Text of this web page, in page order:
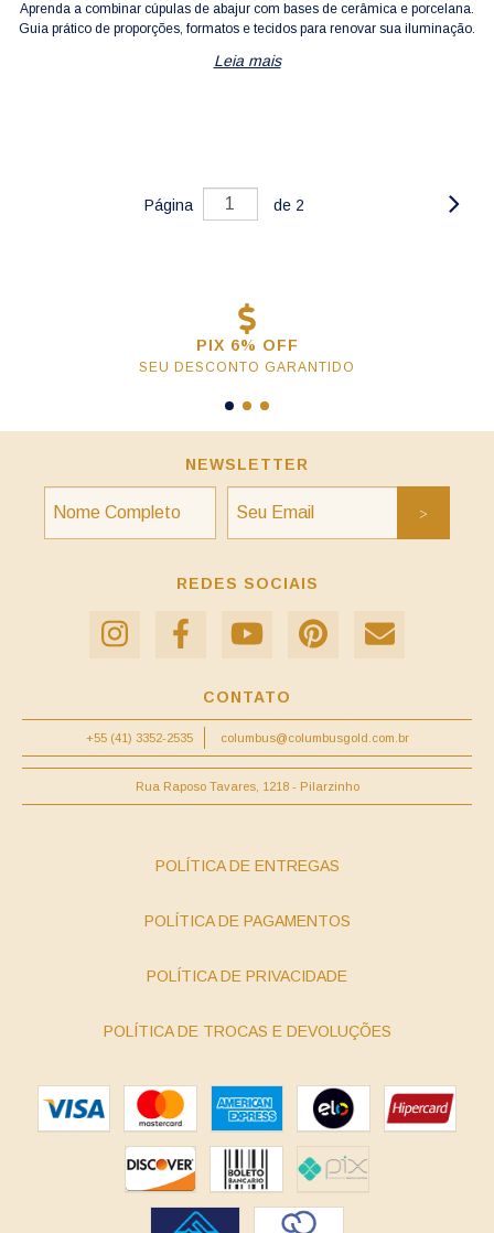
Aprenda a combinar cúpulas de abajur com bases de cerâmica e porcelana.
Guia prático de proporções, formatos e tecidos para renovar sua iluminação.
Leia mais
Página de 2
PIX 6% OFF
SEU DESCONTO GARANTIDO
NEWSLETTER
REDES SOCIAIS
CONTATO
+55 (41) 3352-2535 columbus@columbusgold.com.br
Rua Raposo Tavares, 1218 - Pilarzinho
POLÍTICA DE ENTREGAS
POLÍTICA DE PAGAMENTOS
POLÍTICA DE PRIVACIDADE
POLÍTICA DE TROCAS E DEVOLUÇÕES